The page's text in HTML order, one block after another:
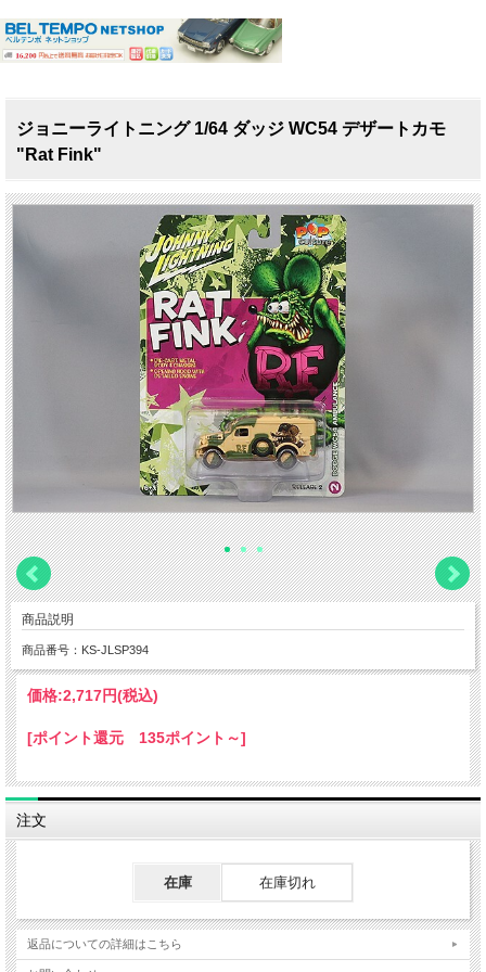
ジョニーライトニング 1/64 ダッジ WC54 デザートカモ
"Rat Fink"
商品説明
商品番号：KS-JLSP394
価格:2,717円(税込)
[ポイント還元 135ポイント～]
注文
在庫 在庫切れ
返品についての詳細はこちら